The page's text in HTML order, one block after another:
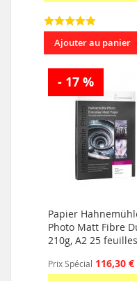
Ajouter au panier
- 17 %
Papier
Photo Matt Fibre
210g, A2 25 feuilles
Prix Spécial 116,30 €